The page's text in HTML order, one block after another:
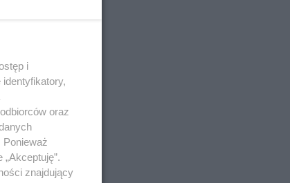
i
oraz
znajdujący